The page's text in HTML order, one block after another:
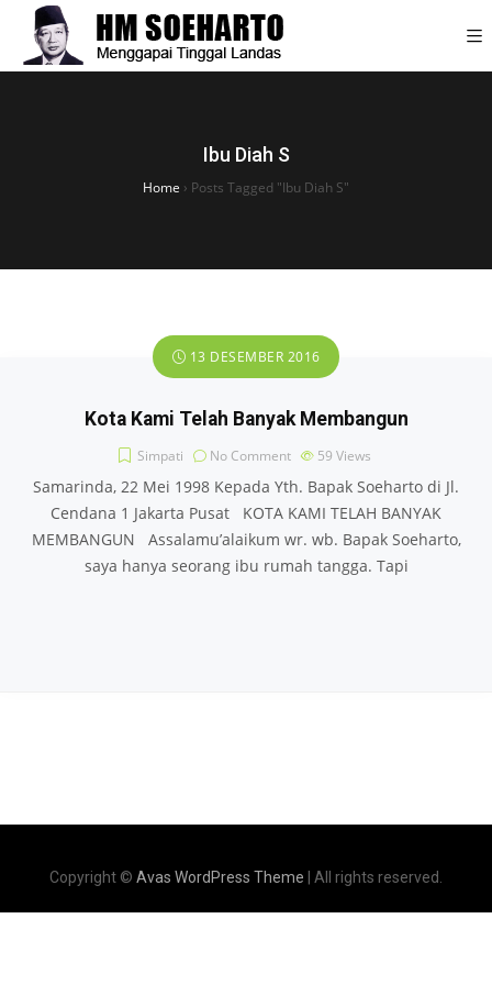
Ibu Diah S
Home › Posts Tagged "Ibu Diah S"
13 DESEMBER 2016
Kota Kami Telah Banyak Membangun
Simpati No Comment 59 Views
Samarinda, 22 Mei 1998 Kepada Yth. Bapak Soeharto di Jl.
Cendana 1 Jakarta Pusat KOTA KAMI TELAH BANYAK
MEMBANGUN Assalamu’alaikum wr. wb. Bapak Soeharto,
saya hanya seorang ibu rumah tangga. Tapi
Copyright © Avas WordPress Theme | All rights reserved.